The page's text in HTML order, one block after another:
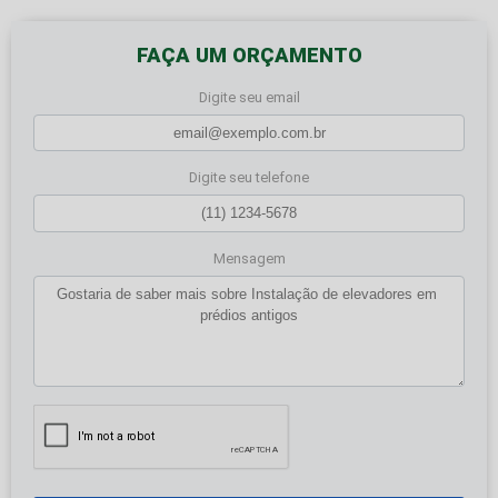
FAÇA UM ORÇAMENTO
Digite seu email
Digite seu telefone
Mensagem